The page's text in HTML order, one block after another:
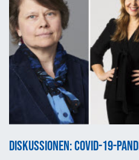
Diskussionen: COVID-19-